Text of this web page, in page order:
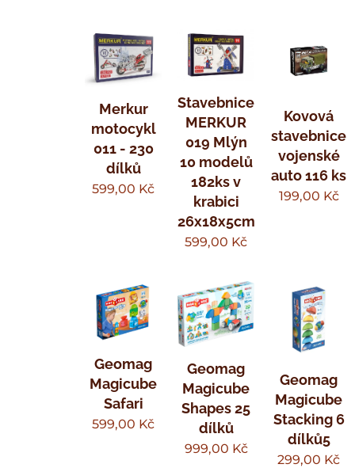
Merkur
motocykl
011 - 230
dílků
599,00 Kč
Stavebnice
MERKUR
019 Mlýn
10 modelů
182ks v
krabici
26x18x5cm
599,00 Kč
Kovová
stavebnice
vojenské
auto 116 ks
199,00 Kč
Geomag
Magicube
Safari
599,00 Kč
Geomag
Magicube
Shapes 25
dílků
999,00 Kč
Geomag
Magicube
Stacking 6
dílků5
299,00 Kč